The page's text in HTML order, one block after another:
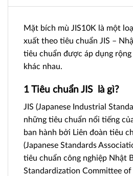
Mặt bích mù JIS10K là một
xuất theo tiêu chuẩn JIS –
tiêu chuẩn được áp dụng
khác nhau.
1 Tiêu chuẩn JIS là gì?
JIS (Japanese Industrial
những tiêu chuẩn nổi tiếng
ban hành bởi Liên đoàn tiêu
(Japanese Standards
tiêu chuẩn công nghiệp Nhật
Standardization Committee of